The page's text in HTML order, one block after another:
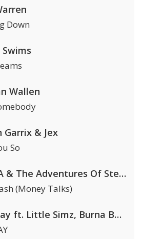
Down
Wallen
Garrix & Jex
So
PAWSA & The Adventures Of Stevie V
(Money Talks)
Coldplay ft. Little Simz, Burna Boy, Elyanna & Tini